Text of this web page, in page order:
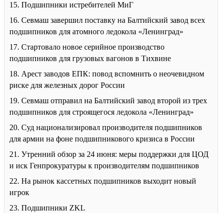
15. Подшипники истребителей МиГ
16. Севмаш завершил поставку на Балтийский завод всех
подшипников для атомного ледокола «Ленинград»
17. Стартовало новое серийное производство
подшипников для грузовых вагонов в Тихвине
18. Арест заводов ЕПК: повод вспомнить о неочевидном
риске для железных дорог России
19. Севмаш отправил на Балтийский завод второй из трех
подшипников для строящегося ледокола «Ленинград»
20. Суд национализировал производителя подшипников
для армии на фоне подшипникового кризиса в России
21. Утренний обзор за 24 июня: меры поддержки для ЦОД
и иск Генпрокуратуры к производителям подшипников
22. На рынок кассетных подшипников выходит новый
игрок
23. Подшипники ZKL